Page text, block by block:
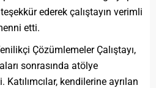
ederek çalıştayın verimli
etti.
Çözümlemeler Çalıştayı,
sonrasında atölye
kendilerine ayrılan